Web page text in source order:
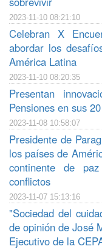
2023-11-10 08:21:10
Celebran X
abordar los
América Latina
2023-11-10 08:20:35
Presentan
Pensiones en sus
2023-11-08 10:58:07
Presidente de
los países de
continente de
conflictos
2023-11-07 15:13:16
"Sociedad del
de opinión de José
Ejecutivo de la